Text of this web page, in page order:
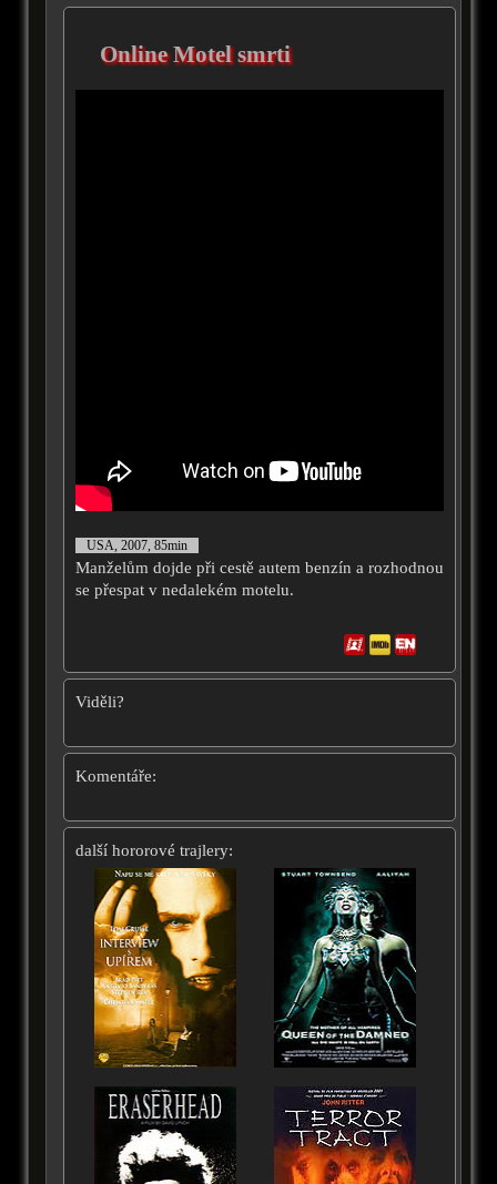
Online Motel smrti
USA, 2007, 85min
Manželům dojde při cestě autem benzín a rozhodnou
se přespat v nedalekém motelu.
Viděli?
Komentáře:
další hororové trajlery: